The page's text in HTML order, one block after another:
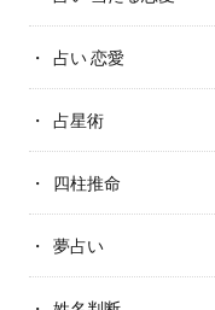
占い 恋愛
占星術
四柱推命
夢占い